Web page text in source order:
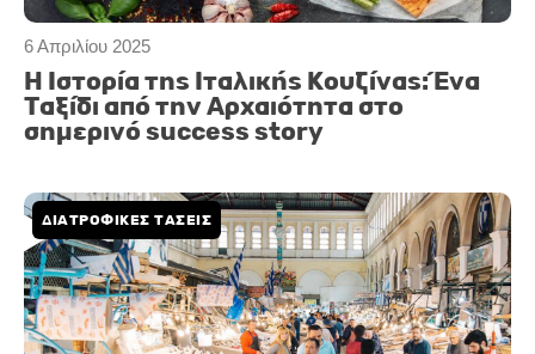
6 Απριλίου 2025
Η Ιστορία της Ιταλικής Κουζίνας: Ένα
Ταξίδι από την Αρχαιότητα στο
σημερινό success story
ΔΙΑΤΡΟΦΙΚΕΣ ΤΑΣΕΙΣ